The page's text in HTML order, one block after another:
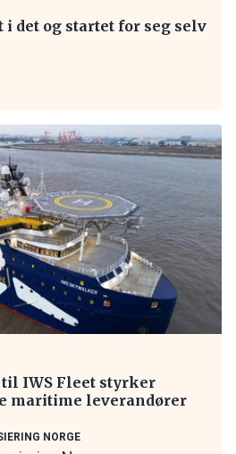
i det og startet for seg selv
IWS Fleet styrker
maritime leverandører
NORGE